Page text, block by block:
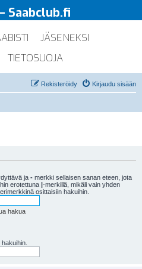
Saabclub.fi
JÄSENEKSI
TIETOSUOJA
Kirjaudu sisään
Rekisteröidy
ja - merkki sellaisen sanan eteen, jota
erotettuna |-merkillä, mikäli vain yhden
osittaisiin hakuihin.
hakua